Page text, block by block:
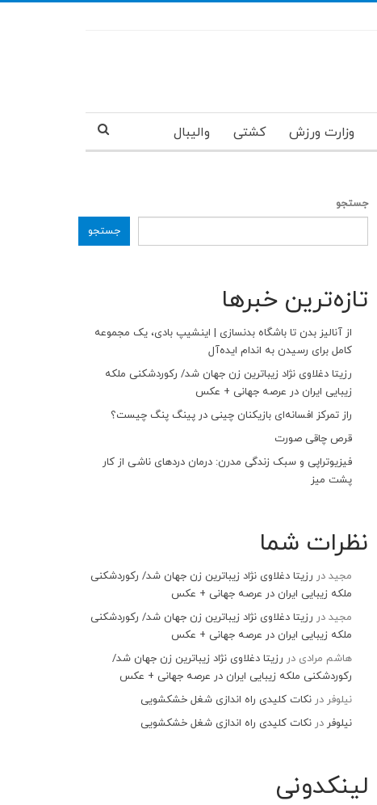
وزارت ورزش کشتی والیبال
جستجو
جستجو
تازه‌ترین خبرها
از آنالیز بدن تا باشگاه بدنسازی | اینشیپ بادی، یک مجموعه
کامل برای رسیدن به اندام ایده‌آل
رزیتا دغلاوی نژاد زیباترین زن جهان شد/ رکوردشکنی ملکه
زیبایی ایران در عرصه جهانی + عکس
راز تمرکز افسانه‌ای بازیکنان چینی در پینگ پنگ چیست؟
قرص چاقی صورت
فیزیوتراپی و سبک زندگی مدرن: درمان دردهای ناشی از کار
پشت میز
نظرات شما
مجیددر رزیتا دغلاوی نژاد زیباترین زن جهان شد/ رکوردشکنی
ملکه زیبایی ایران در عرصه جهانی + عکس
مجیددر رزیتا دغلاوی نژاد زیباترین زن جهان شد/ رکوردشکنی
ملکه زیبایی ایران در عرصه جهانی + عکس
هاشم مرادی در رزیتا دغلاوی نژاد زیباترین زن جهان شد/
رکوردشکنی ملکه زیبایی ایران در عرصه جهانی + عکس
نیلوفر در نکات کلیدی راه اندازی شغل خشکشویی
نیلوفر در نکات کلیدی راه اندازی شغل خشکشویی
لینکدونی